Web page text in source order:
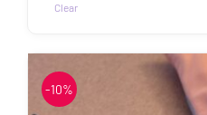
Clear
tootel
on
mitu
-10%